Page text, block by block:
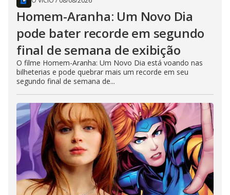
Homem-Aranha: Um Novo Dia
pode bater recorde em segundo
final de semana de exibição
O filme Homem-Aranha: Um Novo Dia está voando nas
bilheterias e pode quebrar mais um recorde em seu
segundo final de semana de...